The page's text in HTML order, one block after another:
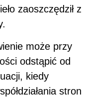
zaoszczędził z
może przy
odstąpić od
kiedy
stron